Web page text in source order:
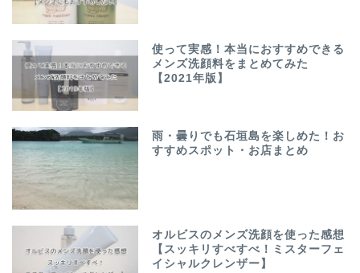
使って実感！本当におすすめできる
メンズ洗顔料をまとめてみた
【2021年版】
雨・曇りでも石垣島を楽しめた！お
すすめスポット・お店まとめ
オルビスのメンズ洗顔を使った感想
【スッキリすべすべ！ミスターフェ
イシャルクレンザー】